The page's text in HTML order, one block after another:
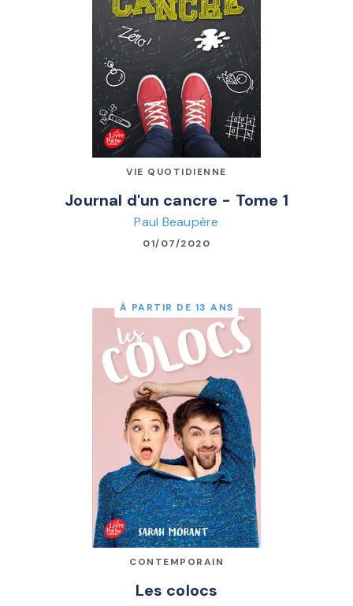
VIE QUOTIDIENNE
Journal d'un cancre - Tome 1
Paul Beaupère
01/07/2020
À PARTIR DE 13 ANS
CONTEMPORAIN
Les colocs